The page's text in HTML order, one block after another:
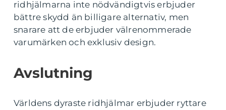
ridhjälmarna inte nödvändigtvis erbjuder
bättre skydd än billigare alternativ, men
snarare att de erbjuder välrenommerade
varumärken och exklusiv design.
Avslutning
Världens dyraste ridhjälmar erbjuder ryttare